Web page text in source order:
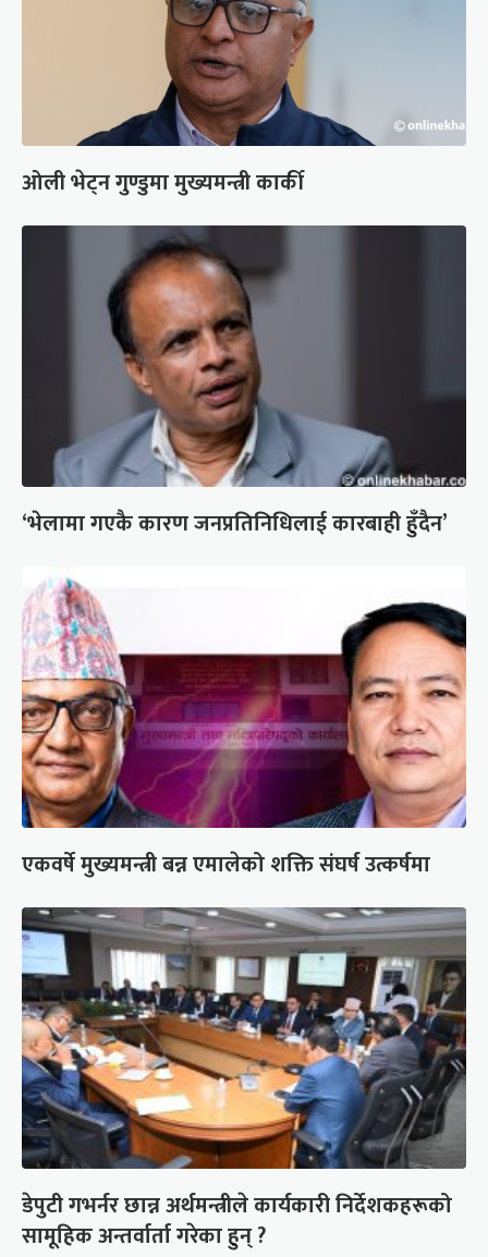
ओली भेट्न गुण्डुमा मुख्यमन्त्री कार्की
‘भेलामा गएकै कारण जनप्रतिनिधिलाई कारबाही हुँदैन’
एकवर्षे मुख्यमन्त्री बन्न एमालेको शक्ति संघर्ष उत्कर्षमा
डेपुटी गभर्नर छान्न अर्थमन्त्रीले कार्यकारी निर्देशकहरूको
सामूहिक अन्तर्वार्ता गरेका हुन् ?